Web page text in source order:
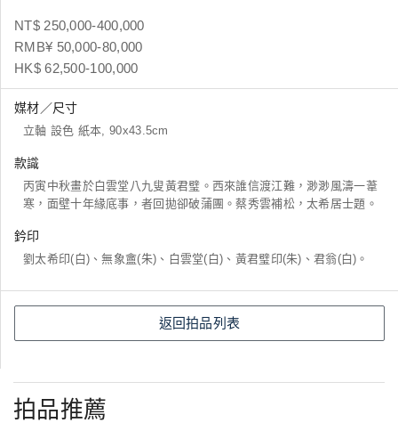
NT$ 250,000-400,000
RMB¥ 50,000-80,000
HK$ 62,500-100,000
媒材／尺寸
立軸 設色 紙本, 90x43.5cm
款識
丙寅中秋畫於白雲堂八九叟黃君璧。西來誰信渡江難，渺渺風濤一葦
寒，面壁十年緣底事，者回拋卻破蒲團。蔡秀雲補松，太希居士題。
鈐印
劉太希印(白)、無象盦(朱)、白雲堂(白)、黃君璧印(朱)、君翁(白)。
返回拍品列表
拍品推薦